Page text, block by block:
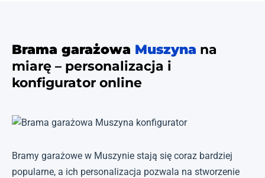
Brama garażowa Muszyna na
miarę – personalizacja i
konfigurator online
Bramy garażowe w Muszynie stają się coraz bardziej
popularne, a ich personalizacja pozwala na stworzenie